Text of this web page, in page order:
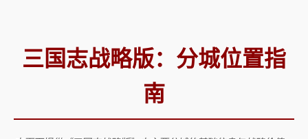
三国志战略版：分城位置指
南